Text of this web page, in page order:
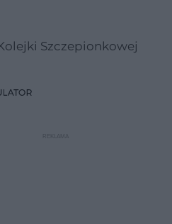
Szczepionkowej